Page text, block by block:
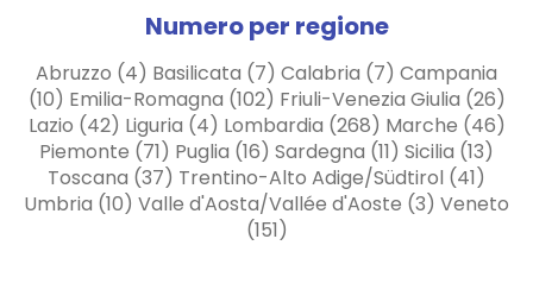
Numero per regione
Abruzzo (4) Basilicata (7) Calabria (7) Campania
(10) Emilia-Romagna (102) Friuli-Venezia Giulia (26)
Lazio (42) Liguria (4) Lombardia (268) Marche (46)
Piemonte (71) Puglia (16) Sardegna (11) Sicilia (13)
Toscana (37) Trentino-Alto Adige/Südtirol (41)
Umbria (10) Valle d'Aosta/Vallée d'Aoste (3) Veneto
(151)